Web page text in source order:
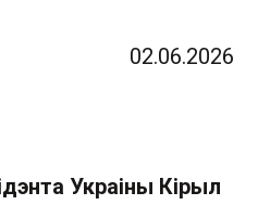
02.06.2026
Украіны Кірыл